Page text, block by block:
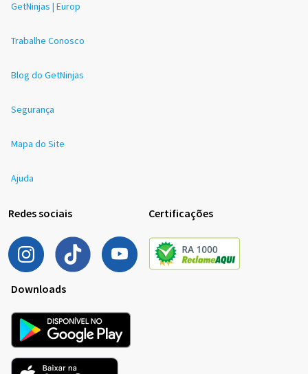
GetNinjas | Europ
Trabalhe Conosco
Blog do GetNinjas
Segurança
Mapa do Site
Ajuda
Redes sociais Certificações
Downloads